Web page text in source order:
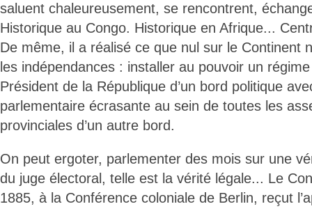
saluent chaleureusement, se rencontrent,
Historique au Congo. Historique en Afrique...
De même, il a réalisé ce que nul sur le Continent
les indépendances : installer au pouvoir un
Président de la République d’un bord politique
parlementaire écrasante au sein de toutes les
provinciales d’un autre bord.
On peut ergoter, parlementer des mois sur une
du juge électoral, telle est la vérité légale... Le
1885, à la Conférence coloniale de Berlin, reçut